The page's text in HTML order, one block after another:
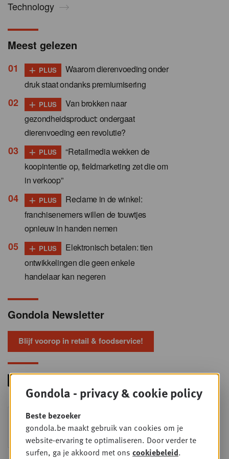
Technology
Meest gelezen
+ PLUS
Waarom dierenvoeding onder
druk staat ondanks premiumisering
+ PLUS
Van brokken naar
gezondheidsproduct: ondergaat
dierenvoeding een revolutie?
+ PLUS
“Retailmedia wekken de
koopintentie op, fieldmarketing zet die om
in verkoop”
+ PLUS
Reclame in de winkel:
franchisenemers willen de touwtjes
opnieuw in handen nemen
+ PLUS
Elektronisch betalen: tien
ontwikkelingen die geen enkele
handelaar kan negeren
Gondola Newsletter
Blijf voorop in retail & foodservice!
WOE
9
SEP
Foodservice - Joint
business planning
Intro to Negotiation: Succes aan de
onderhandelingstafel is geen toeval!
Gondola - privacy & cookie policy
Beste bezoeker
gondola.be maakt gebruik van cookies om je
website-ervaring te optimaliseren. Door verder te
surfen, ga je akkoord met ons cookiebeleid.